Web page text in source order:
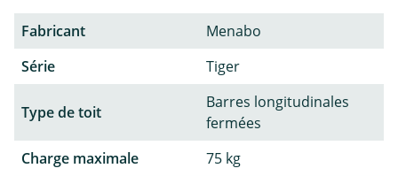
Fabricant
Menabo
Série
Tiger
Type de toit
Barres longitudinales
fermées
Charge maximale
75 kg